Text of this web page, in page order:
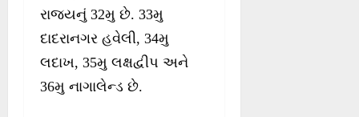
રાજ્યનું 32મુ છે. 33મુ
દાદરાનગર હવેલી, 34મુ
લદાખ, 35મુ લક્ષદ્વીપ અને
36મુ નાગાલેન્ડ છે.